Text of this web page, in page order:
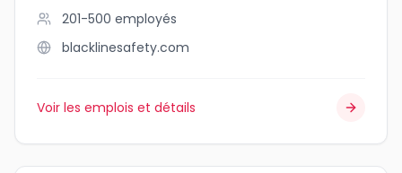
201-500 employés
blacklinesafety.com
Voir les emplois et détails